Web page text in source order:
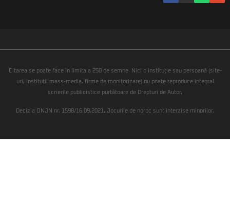
Citarea se poate face în limita a 250 de semne. Nici o instituţie sau persoană (site-
uri, instituţii mass-media, firme de monitorizare) nu poate reproduce integral
scrierile publicistice purtătoare de Drepturi de Autor.
Decizia ONJN nr. 1598/16.09.2021. Jocurile de noroc sunt interzise minorilor.